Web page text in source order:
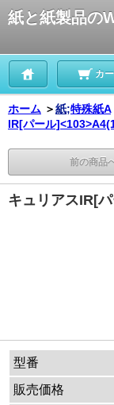
紙と紙製品の
カ
ホーム ＞紙;特殊紙A
IR[パール
前の商品
キュリアスIR[
型番
販売価格